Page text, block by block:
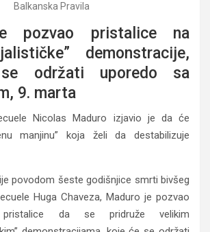
Balkanska Pravila
pozvao pristalice na
demonstracije,
održati uporedo sa
9. marta
Nicolas Maduro izjavio je da će
manjinu” koja želi da destabilizuje
povodom šeste godišnjice smrti bivšeg
Huga Chaveza, Maduro je pozvao
da se pridruže velikim